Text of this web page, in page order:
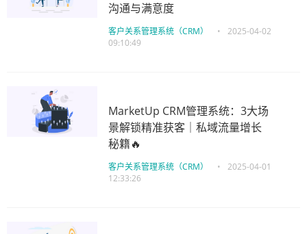
沟通与满意度
客户关系管理系统（CRM） •
2025-04-02
09:10:49
MarketUp CRM管理系统：3大场
景解锁精准获客｜私域流量增长
秘籍🔥
客户关系管理系统（CRM） •
2025-04-01
12:33:26